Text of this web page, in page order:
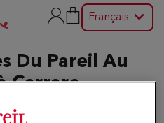
Français
Du Pareil Au
Carrare